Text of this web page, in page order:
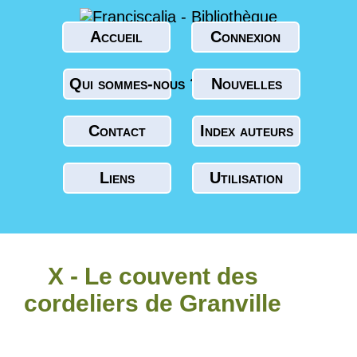
Accueil Connexion
Qui sommes-nous ? Nouvelles
Contact Index auteurs
Liens Utilisation
X - Le couvent des
cordeliers de Granville